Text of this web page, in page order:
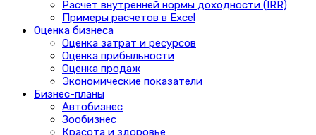
Расчет внутренней нормы доходности (IRR)
Примеры расчетов в Excel
Оценка бизнеса
Оценка затрат и ресурсов
Оценка прибыльности
Оценка продаж
Экономические показатели
Бизнес-планы
Автобизнес
Зообизнес
Красота и здоровье